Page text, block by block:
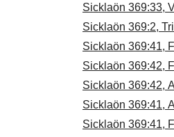
Sicklaön 369:33,
Sicklaön 369:2,
Sicklaön 369:41,
Sicklaön 369:42,
Sicklaön 369:42,
Sicklaön 369:41,
Sicklaön 369:41,